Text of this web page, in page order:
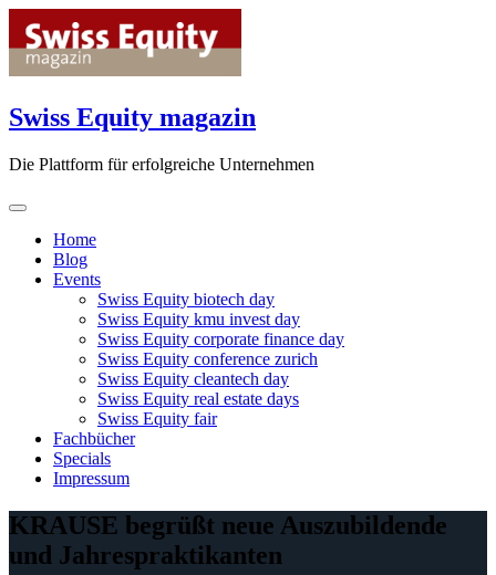
content
Swiss Equity magazin
Die Plattform für erfolgreiche Unternehmen
Home
Blog
Events
Swiss Equity biotech day
Swiss Equity kmu invest day
Swiss Equity corporate finance day
Swiss Equity conference zurich
Swiss Equity cleantech day
Swiss Equity real estate days
Swiss Equity fair
Fachbücher
Specials
Impressum
KRAUSE begrüßt neue Auszubildende
und Jahrespraktikanten